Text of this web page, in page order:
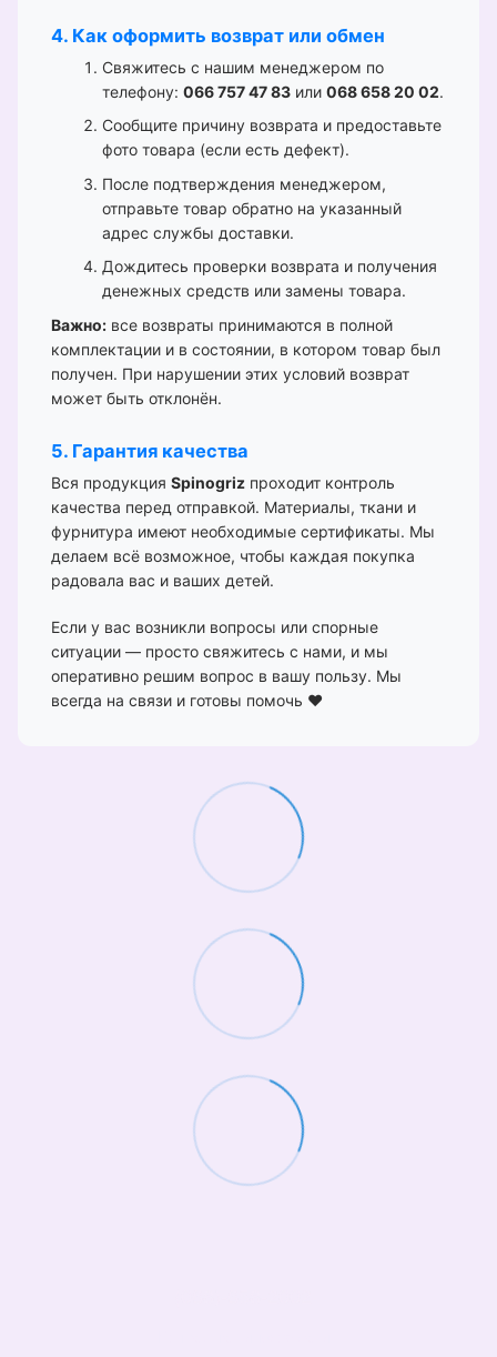
4. Как оформить возврат или обмен
Свяжитесь с нашим менеджером по
телефону: 066 757 47 83 или 068 658 20 02.
Сообщите причину возврата и предоставьте
фото товара (если есть дефект).
После подтверждения менеджером,
отправьте товар обратно на указанный
адрес службы доставки.
Дождитесь проверки возврата и получения
денежных средств или замены товара.
Важно: все возвраты принимаются в полной
комплектации и в состоянии, в котором товар был
получен. При нарушении этих условий возврат
может быть отклонён.
5. Гарантия качества
Вся продукция Spinogriz проходит контроль
качества перед отправкой. Материалы, ткани и
фурнитура имеют необходимые сертификаты. Мы
делаем всё возможное, чтобы каждая покупка
радовала вас и ваших детей.
Если у вас возникли вопросы или спорные
ситуации — просто свяжитесь с нами, и мы
оперативно решим вопрос в вашу пользу. Мы
всегда на связи и готовы помочь ❤️